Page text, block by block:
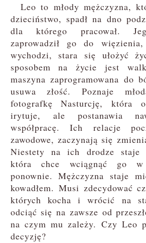
Leo to młody mężczyzna,
dzieciństwo, spadł na dno
dla którego pracował.
zaprowadził go do
wychodzi, stara się ułożyć
sposobem na życie jest
maszyna zaprogramowana do
usuwa złość. Poznaje
fotografkę Nasturcję, która
irytuje, ale postanawia
współpracę. Ich relacje
zawodowe, zaczynają się
Niestety na ich drodze staje
która chce wciągnąć go w
ponownie. Mężczyzna staje
kowadłem. Musi zdecydować
których kocha i wrócić na
odciąć się na zawsze od
na czym mu zależy. Czy Leo
decyzję?